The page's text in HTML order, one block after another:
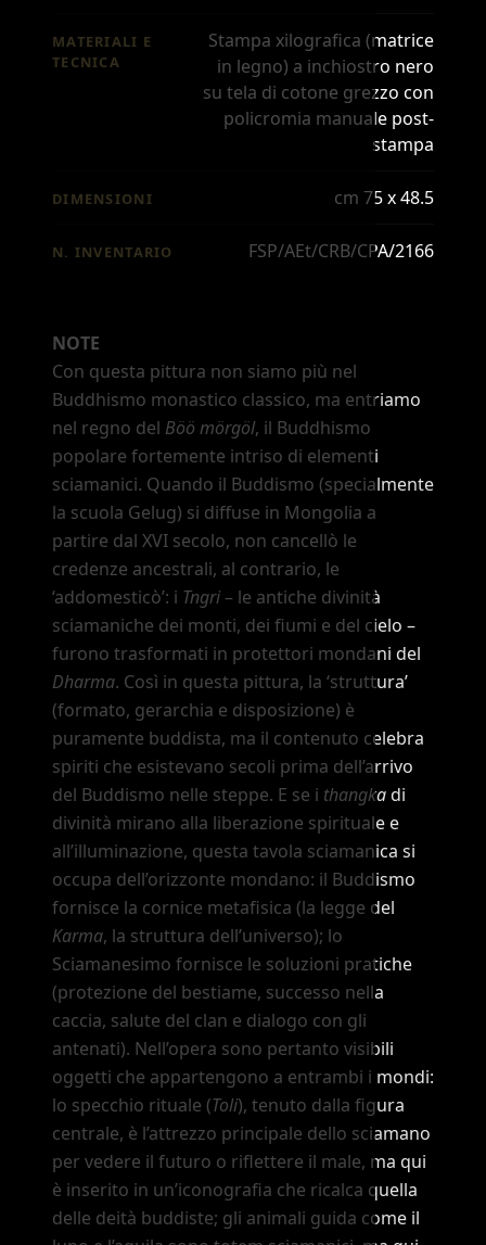
MATERIALI E
TECNICA
Stampa xilografica (matrice
in legno) a inchiostro nero
su tela di cotone grezzo con
policromia manuale post-
stampa
DIMENSIONI cm 75 x 48.5
N. INVENTARIO FSP/AEt/CRB/CPA/2166
NOTE
Con questa pittura non siamo più nel
Buddhismo monastico classico, ma entriamo
nel regno del Böö mörgöl, il Buddhismo
popolare fortemente intriso di elementi
sciamanici. Quando il Buddismo (specialmente
la scuola Gelug) si diffuse in Mongolia a
partire dal XVI secolo, non cancellò le
credenze ancestrali, al contrario, le
‘addomesticò’: i Tngri– le antiche divinità
sciamaniche dei monti, dei fiumi e del cielo –
furono trasformati in protettori mondani del
Dharma. Così in questa pittura, la ‘struttura’
(formato, gerarchia e disposizione) è
puramente buddista, ma il contenuto celebra
spiriti che esistevano secoli prima dell’arrivo
del Buddismo nelle steppe. E se i thangkadi
divinità mirano alla liberazione spirituale e
all’illuminazione, questa tavola sciamanica si
occupa dell’orizzonte mondano: il Buddismo
fornisce la cornice metafisica (la legge del
Karma, la struttura dell’universo); lo
Sciamanesimo fornisce le soluzioni pratiche
(protezione del bestiame, successo nella
caccia, salute del clan e dialogo con gli
antenati). Nell’opera sono pertanto visibili
oggetti che appartengono a entrambi i mondi:
lo specchio rituale (Toli), tenuto dalla figura
centrale, è l’attrezzo principale dello sciamano
per vedere il futuro o riflettere il male, ma qui
è inserito in un’iconografia che ricalca quella
delle deità buddiste; gli animali guida come il